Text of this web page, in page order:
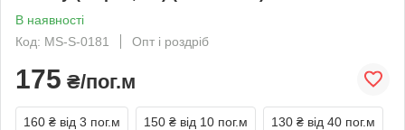
В наявності
Код: MS-S-0181
Опт і роздріб
175 ₴/пог.м
160 ₴ від 3 пог.м 150 ₴ від 10 пог.м 130 ₴ від 40 пог.м